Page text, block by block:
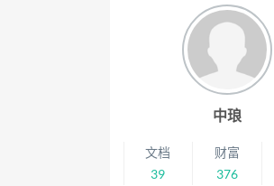
中琅
文档
39
财富
376